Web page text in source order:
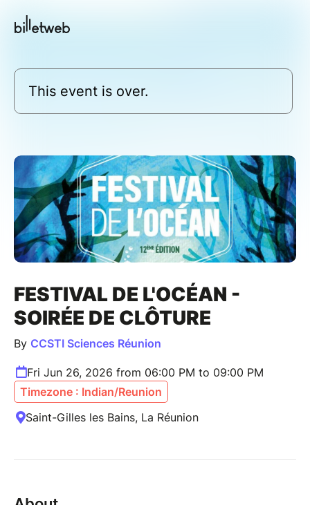
This event is over.
FESTIVAL DE L'OCÉAN -
SOIRÉE DE CLÔTURE
By CCSTI Sciences Réunion
Fri Jun 26, 2026 from 06:00 PM to 09:00 PM
Timezone : Indian/Reunion
Saint-Gilles les Bains, La Réunion